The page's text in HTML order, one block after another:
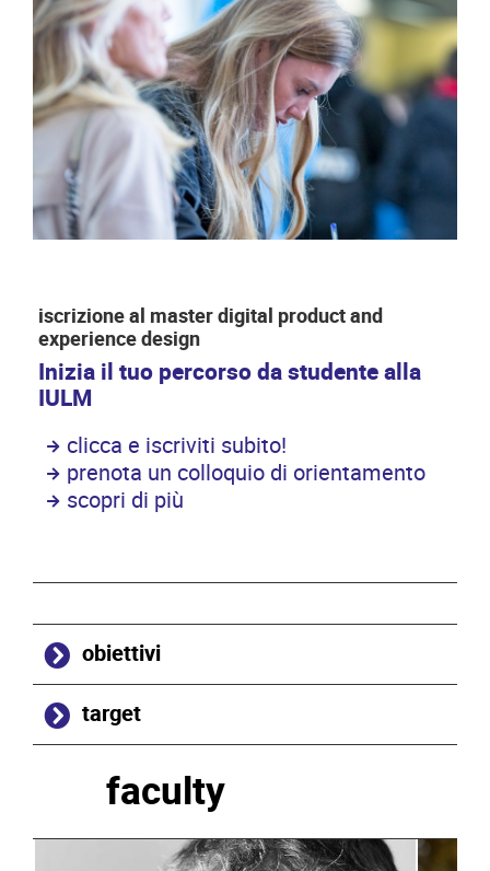
iscrizione al master digital product and
experience design
Inizia il tuo percorso da studente alla
IULM
clicca e iscriviti subito!
prenota un colloquio di orientamento
scopri di più
obiettivi
target
faculty